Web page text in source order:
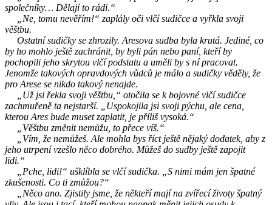
společníky… Dělají to rádi.“
„Ne, tomu nevěřím!“ zaplály oči vlčí sudičce a vyřkla svoji
věštbu.
Ostatní sudičky se zhrozily. Aresova sudba byla krutá. Jediné, co
by ho mohlo ještě zachránit, by byli pán nebo paní, kteří by
pochopili jeho skrytou vlčí podstatu a uměli by s ní pracovat.
Jenomže takových opravdových vůdců je málo a sudičky věděly, že
pro Arese se nikdo takový nenajde.
„Už jsi řekla svoji věštbu,“ otočila se k bojovné vlčí sudičce
zachmuřeně ta nejstarší. „Uspokojila jsi svoji pýchu, ale cena,
kterou Ares bude muset zaplatit, je příliš vysoká.“
„Věštbu změnit nemůžu, to přece víš.“
„Vím, že nemůžeš. Ale mohla bys říct ještě nějaký dodatek, aby z
jeho utrpení vzešlo něco dobrého. Můžeš do sudby ještě zapojit
lidi.“
„Pche, lidi!“ ušklíbla se vlčí sudička. „S nimi mám jen špatné
zkušenosti. Co ti zmůžou?“
„Něco ano. Zjistily jsme, že někteří mají na zvířecí životy špatný